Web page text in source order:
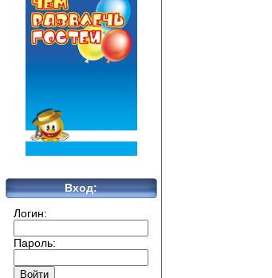
Вход:
Логин:
Пароль: